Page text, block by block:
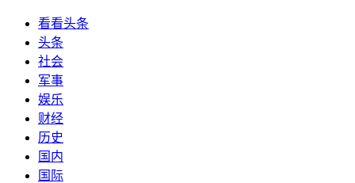
看看头条
头条
社会
军事
娱乐
财经
历史
国内
国际